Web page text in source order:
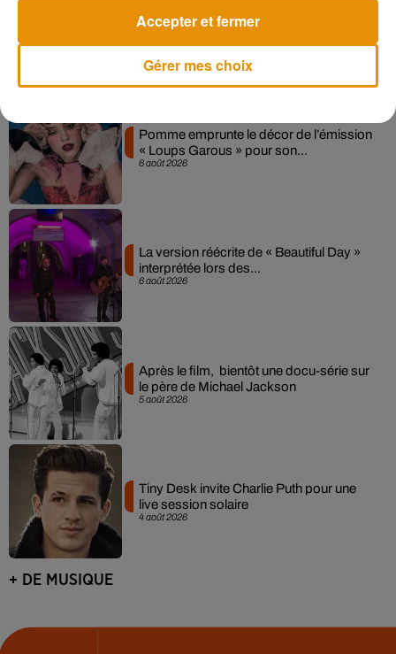
7 août 2026
Angèle et Amélie Lens dévoilent leur
collaboration tant attendue
6 août 2026
Pomme emprunte le décor de l’émission
« Loups Garous » pour son...
6 août 2026
La version réécrite de « Beautiful Day »
interprétée lors des...
5 août 2026
Après le film, bientôt une docu-série sur
le père de Michael Jackson
4 août 2026
Tiny Desk invite Charlie Puth pour une
live session solaire
+ DE MUSIQUE
Gérer mes choix
Accepter et fermer